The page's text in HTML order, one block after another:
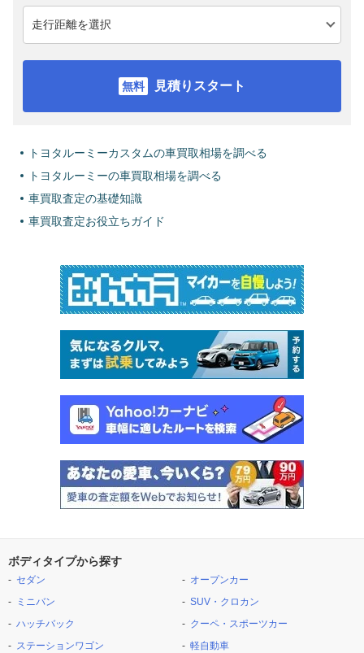
見積りスタート
トヨタルーミーカスタムの車買取相場を調べる
トヨタルーミーの車買取相場を調べる
車買取査定の基礎知識
車買取査定お役立ちガイド
ボディタイプから探す
セダン
ミニバン
ハッチバック
ステーションワゴン
オープンカー
SUV・クロカン
クーペ・スポーツカー
軽自動車